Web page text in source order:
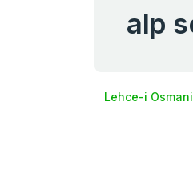
Lehce-i Osmani